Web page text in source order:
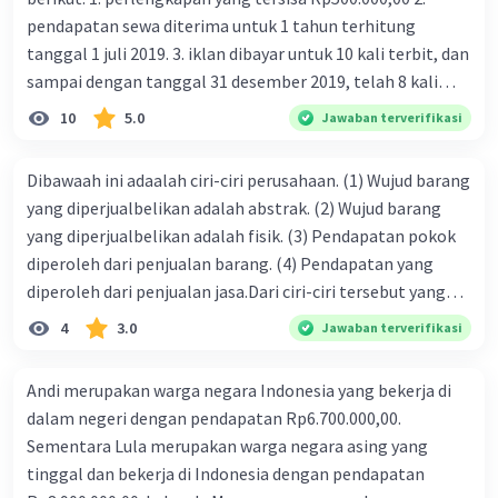
Iklan
Tuliskan inti masalah utama dari ekonomi dan berikan
Beri Rating·0.0( 0) Balas
04 Agustus 2024 14:55
Tuliskan inti masalah utama dari ekonomi dan berikan
contohnya di kehidupan sehari-hari
Beri Rating Balas
Syifa S
Tuliskan inti masalah utama dari ekonomi dan berikan
contoh nyata di kehidupan sehari-hari
0.0 Balas
pendapatan sewa diterima untuk 1 tahun terhitung
tanggal 1 juli 2019. 3. iklan dibayar untuk 10 kali terbit, dan
sampai dengan tanggal 31 desember 2019, telah 8 kali
terbit. 4. gaji terutang untuk periode berjalan sebesar
Rp800.000,00 dari data di atas, pencatatan jurnal pembalik
10 5.0 Jawaban terverifikasi
Dibawaah ini adaalah ciri-ciri perusahaan. (1) Wujud barang
yang diperjualbelikan adalah abstrak. (2) Wujud barang
yang diperjualbelikan adalah fisik. (3) Pendapatan pokok
diperoleh dari penjualan barang. (4) Pendapatan yang
diperoleh dari penjualan jasa.Dari ciri-ciri tersebut yang
merupakan ciri dari perusahaan dagang ditunjukan pada
nomor…. a. 1 dan 3 b. 3 dan 4 c. 2 dan 3 d. 1 dan 2 e. 2 dan 4
4 3.0 Jawaban terverifikasi
Andi merupakan warga negara Indonesia yang bekerja di
dalam negeri dengan pendapatan Rp6.700.000,00.
Sementara Lula merupakan warga negara asing yang
tinggal dan bekerja di Indonesia dengan pendapatan